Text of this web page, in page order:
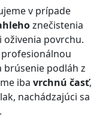
v prípade
znečistenia
oživenia povrchu.
podláh z
iba vrchnú časť,
nachádzajúci sa